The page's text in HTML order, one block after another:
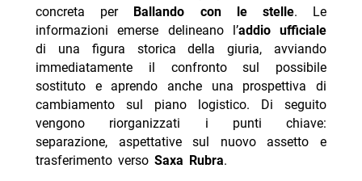
Saxa Rubra
-- Scopri di più da Jump the shark
-- RispondiAnnulla risposta
- Filippo Bisciglia sogna un game show in studio
- Programmi TV sabato 8 agosto 2026 prima serata
- Ascolti TV 4 agosto 2026 Far Away cresce più di
tutti
concreta per
Ballando con le stelle. Le
informazioni emerse delineano l’addio ufficiale
di una figura storica della giuria, avviando
immediatamente il confronto sul possibile
sostituto e aprendo anche una prospettiva di
cambiamento sul piano logistico. Di seguito
vengono riorganizzati i punti chiave:
separazione, aspettative sul nuovo assetto e
trasferimento verso Saxa Rubra.